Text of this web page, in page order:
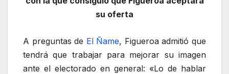
su oferta
A preguntas de El Ñame, Figueroa admitió que
tendrá que trabajar para mejorar su imagen
ante el electorado en general: «Lo de hablar